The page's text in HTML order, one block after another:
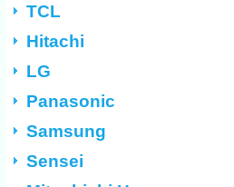
TCL
Hitachi
LG
Panasonic
Samsung
Sensei